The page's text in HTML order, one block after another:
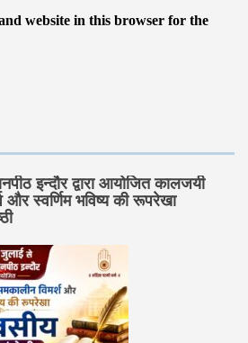
website in this browser for the
इन्दौर द्वारा आयोजित कालजयी
और स्वर्णिम भविष्य की रूपरेखा